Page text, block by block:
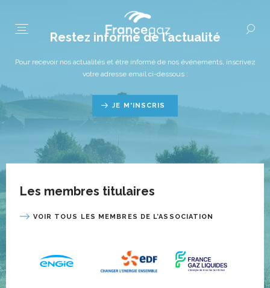
Restez informé de l’actualité
Pour recevoir nos actualités et être informé de nos événements, inscrivez
votre adresse email ci-dessous :
JE M'INSCRIS
Les membres titulaires
VOIR TOUS LES MEMBRES DE L’ASSOCIATION